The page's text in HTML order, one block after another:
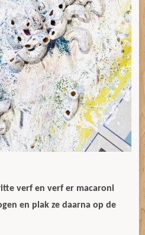
verf en verf er macaroni
en plak ze daarna op de